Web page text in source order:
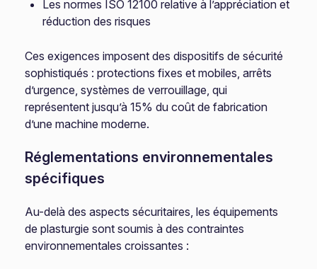
Les normes ISO 12100 relative à l’appréciation et
réduction des risques
Ces exigences imposent des dispositifs de sécurité
sophistiqués : protections fixes et mobiles, arrêts
d’urgence, systèmes de verrouillage, qui
représentent jusqu’à 15% du coût de fabrication
d’une machine moderne.
Réglementations environnementales
spécifiques
Au-delà des aspects sécuritaires, les équipements
de plasturgie sont soumis à des contraintes
environnementales croissantes :